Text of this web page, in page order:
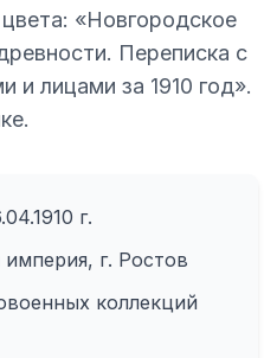
«Новгородское
Переписка с
и лицами за 1910 год».
г.
империя, г. Ростов
коллекций